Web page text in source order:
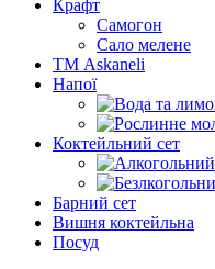
Крафт
Самогон
Сало мелене
ТМ Askaneli
Напої
Коктейльний сет
Барний сет
Вишня коктейльна
Посуд